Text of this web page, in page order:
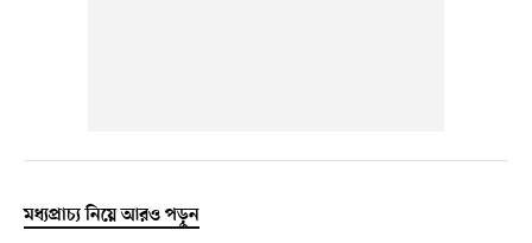
মধ্যপ্রাচ্য নিয়ে আরও পড়ুন